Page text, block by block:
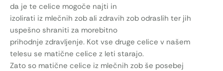
da je te celice mogoče najti in
izolirati iz mlečnih zob ali zdravih zob odraslih ter jih
uspešno shraniti za morebitno
prihodnje zdravljenje. Kot vse druge celice v našem
telesu se matične celice z leti starajo.
Zato so matične celice iz mlečnih zob še posebej